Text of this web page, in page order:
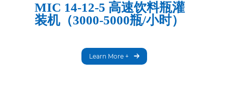
MIC 14-12-5 高速饮料瓶灌
装机（3000-5000瓶/小时）
Learn More +